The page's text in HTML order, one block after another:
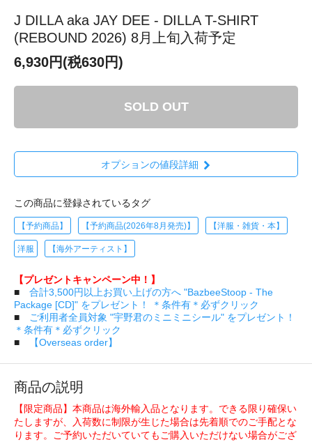
J DILLA aka JAY DEE - DILLA T-SHIRT
(REBOUND 2026) 8月上旬入荷予定
6,930円(税630円)
SOLD OUT
オプションの値段詳細
この商品に登録されているタグ
【予約商品】 【予約商品(2026年8月発売)】 【洋服・雑貨・本】
洋服 【海外アーティスト】
【プレゼントキャンペーン中！】
■ 合計3,500円以上お買い上げの方へ "BazbeeStoop - The
Package [CD]" をプレゼント！ ＊条件有＊必ずクリック
■
ご利用者全員対象 "宇野君のミニミニシール" をプレゼント！
＊条件有＊必ずクリック
■
【Overseas order】
商品の説明
【限定商品】本商品は海外輸入品となります。できる限り確保い
たしますが、入荷数に制限が生じた場合は先着順でのご手配とな
ります。ご予約いただいていてもご購入いただけない場合がござ